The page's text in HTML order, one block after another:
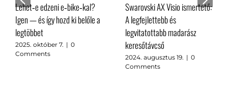
Lehet‑e edzeni e‑bike‑kal?
Igen — és így hozd ki belőle a
legtöbbet
2025. október 7. | 0
Comments
Swarovski AX Visio ismertető:
A legfejlettebb és
legvitatottabb madarász
keresőtávcső
2024. augusztus 19. | 0
Comments